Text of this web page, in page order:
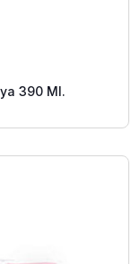
390 Ml.